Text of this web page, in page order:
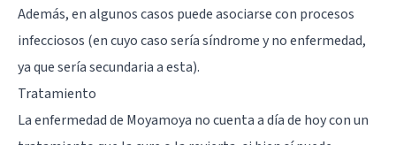
Además, en algunos casos puede asociarse con procesos
infecciosos (en cuyo caso sería síndrome y no enfermedad,
ya que sería secundaria a esta).
Tratamiento
La enfermedad de Moyamoya no cuenta a día de hoy con un